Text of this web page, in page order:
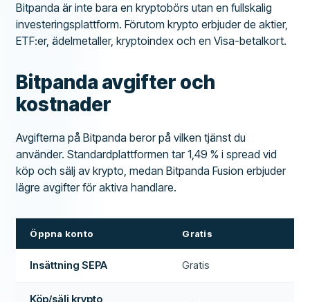
Bitpanda är inte bara en kryptobörs utan en fullskalig
investeringsplattform. Förutom krypto erbjuder de aktier,
ETF:er, ädelmetaller, kryptoindex och en Visa-betalkort.
Bitpanda avgifter och
kostnader
Avgifterna på Bitpanda beror på vilken tjänst du
använder. Standardplattformen tar 1,49 % i spread vid
köp och sälj av krypto, medan Bitpanda Fusion erbjuder
lägre avgifter för aktiva handlare.
Öppna konto Gratis
Insättning SEPA Gratis
Köp/sälj krypto